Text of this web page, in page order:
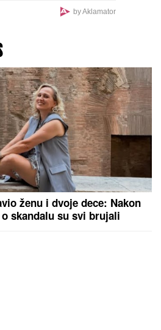
je mamina slika i prilika
by Aklamator
ženu i dvoje dece: Nakon
skandalu su svi brujali